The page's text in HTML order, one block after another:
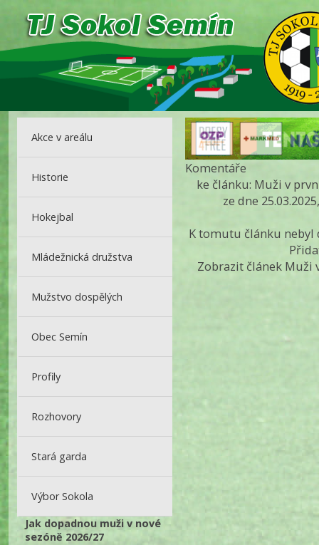
Akce v areálu
Historie
Hokejbal
Mládežnická družstva
Mužstvo dospělých
Obec Semín
Profily
Rozhovory
Stará garda
Výbor Sokola
Jak dopadnou muži v nové
sezóně 2026/27
Komentáře
ke článku: Muži v
ze dne
K tomutu článku nebyl
Zobrazit článek